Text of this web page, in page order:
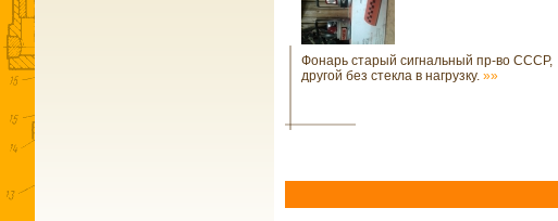
Фонарь старый сигнальный пр-во СССР,
другой без стекла в нагрузку. »»